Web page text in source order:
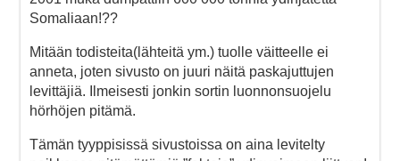
Somaliaan!??
Mitään todisteita(lähteitä ym.) tuolle väitteelle ei
anneta, joten sivusto on juuri näitä paskajuttujen
levittäjiä. Ilmeisesti jonkin sortin luonnonsuojelu
hörhöjen pitämä.
Tämän tyyppisissä sivustoissa on aina levitelty